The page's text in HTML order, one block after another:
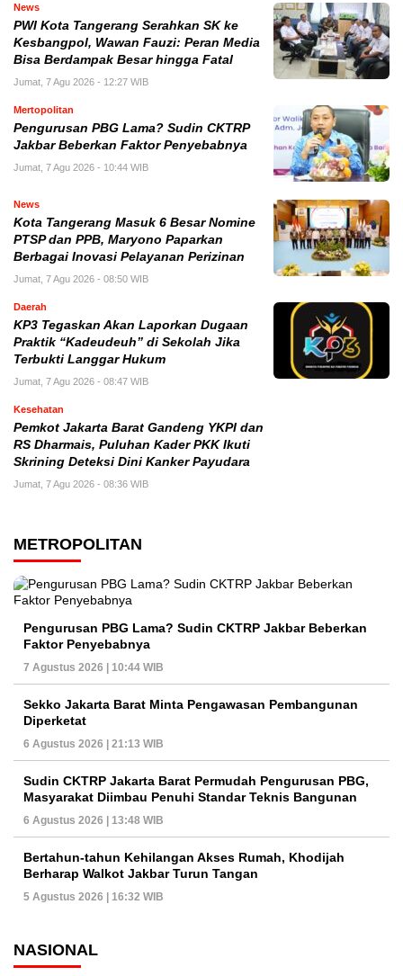
News
PWI Kota Tangerang Serahkan SK ke
Kesbangpol, Wawan Fauzi: Peran Media
Bisa Berdampak Besar hingga Fatal
Jumat, 7 Agu 2026 - 12:27 WIB
Mertopolitan
Pengurusan PBG Lama? Sudin CKTRP
Jakbar Beberkan Faktor Penyebabnya
Jumat, 7 Agu 2026 - 10:44 WIB
News
Kota Tangerang Masuk 6 Besar Nomine
PTSP dan PPB, Maryono Paparkan
Berbagai Inovasi Pelayanan Perizinan
Jumat, 7 Agu 2026 - 08:50 WIB
Daerah
KP3 Tegaskan Akan Laporkan Dugaan
Praktik “Kadeudeuh” di Sekolah Jika
Terbukti Langgar Hukum
Jumat, 7 Agu 2026 - 08:47 WIB
Kesehatan
Pemkot Jakarta Barat Gandeng YKPI dan
RS Dharmais, Puluhan Kader PKK Ikuti
Skrining Deteksi Dini Kanker Payudara
Jumat, 7 Agu 2026 - 08:36 WIB
METROPOLITAN
Pengurusan PBG Lama? Sudin CKTRP Jakbar Beberkan
Faktor Penyebabnya
7 Agustus 2026 | 10:44 WIB
Sekko Jakarta Barat Minta Pengawasan Pembangunan
Diperketat
6 Agustus 2026 | 21:13 WIB
Sudin CKTRP Jakarta Barat Permudah Pengurusan PBG,
Masyarakat Diimbau Penuhi Standar Teknis Bangunan
6 Agustus 2026 | 13:48 WIB
Bertahun-tahun Kehilangan Akses Rumah, Khodijah
Berharap Walkot Jakbar Turun Tangan
5 Agustus 2026 | 16:32 WIB
NASIONAL